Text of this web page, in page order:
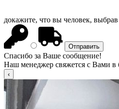
докажите, что вы человек, выбрав
Спасибо за Ваше сообщение!
Наш менеджер свяжется с Вами в